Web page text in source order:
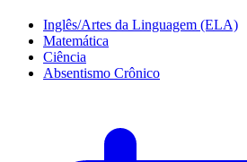
Inglês/Artes da Linguagem (ELA)
Matemática
Ciência
Absentismo Crônico